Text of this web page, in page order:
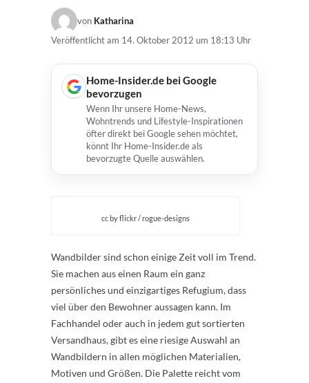
von Katharina
Veröffentlicht am 14. Oktober 2012 um 18:13 Uhr
Home-Insider.de bei Google
bevorzugen
Wenn Ihr unsere Home-News,
Wohntrends und Lifestyle-Inspirationen
öfter direkt bei Google sehen möchtet,
könnt Ihr Home-Insider.de als
bevorzugte Quelle auswählen.
cc by flickr / rogue-designs
Wandbilder sind schon einige Zeit voll im Trend.
Sie machen aus einen Raum ein ganz
persönliches und einzigartiges Refugium, dass
viel über den Bewohner aussagen kann. Im
Fachhandel oder auch in jedem gut sortierten
Versandhaus, gibt es eine riesige Auswahl an
Wandbildern in allen möglichen Materialien,
Motiven und Größen. Die Palette reicht vom